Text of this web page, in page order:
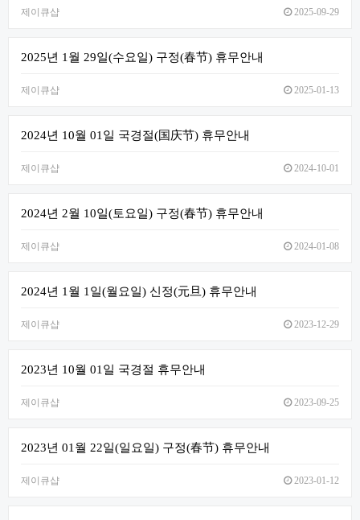
제이큐샵 2025-09-29
2025년 1월 29일(수요일) 구정(春节) 휴무안내
제이큐샵 2025-01-13
2024년 10월 01일 국경절(国庆节) 휴무안내
제이큐샵 2024-10-01
2024년 2월 10일(토요일) 구정(春节) 휴무안내
제이큐샵 2024-01-08
2024년 1월 1일(월요일) 신정(元旦) 휴무안내
제이큐샵 2023-12-29
2023년 10월 01일 국경절 휴무안내
제이큐샵 2023-09-25
2023년 01월 22일(일요일) 구정(春节) 휴무안내
제이큐샵 2023-01-12